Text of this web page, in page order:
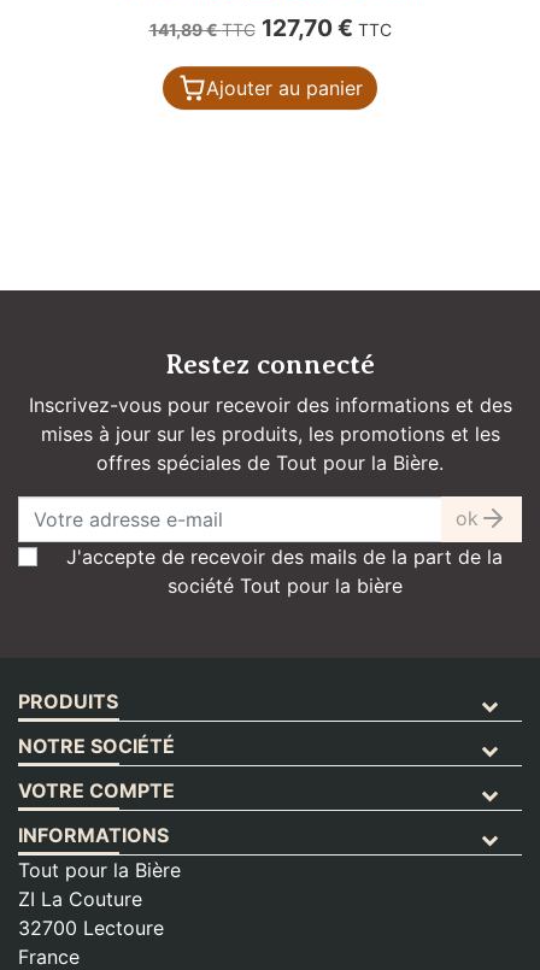
Prix de base
141,89 €TTC Prix
127,70 € TTC
Ajouter au panier
Restez connecté
Inscrivez-vous pour recevoir des informations et des
mises à jour sur les produits, les promotions et les
offres spéciales de Tout pour la Bière.
ok
J'accepte de recevoir des mails de la part de la
société Tout pour la bière
PRODUITS
NOTRE SOCIÉTÉ
VOTRE COMPTE
INFORMATIONS
Tout pour la Bière
ZI La Couture
32700 Lectoure
France